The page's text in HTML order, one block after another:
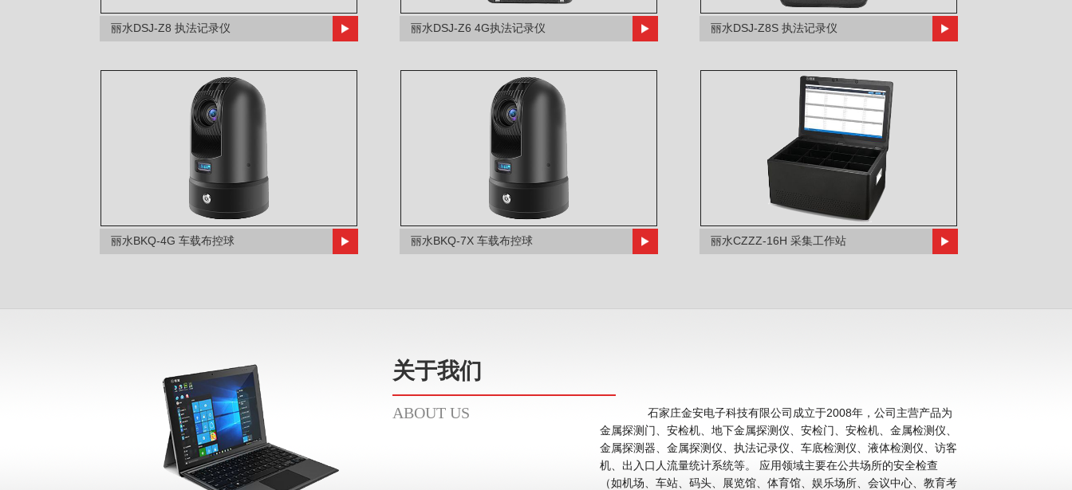
丽水DSJ-Z8 执法记录仪 丽水DSJ-Z6 4G执法记录仪 丽水DSJ-Z8S 执法记录仪
丽水BKQ-4G 车载布控球 丽水BKQ-7X 车载布控球 丽水CZZZ-16H 采集工作站
关于我们
ABOUT US
石家庄金安电子科技有限公司成立于2008年，公司主营产品为
金属探测门、安检机、地下金属探测仪、安检门、安检机、金属检测仪、
金属探测器、金属探测仪、执法记录仪、车底检测仪、液体检测仪、访客
机、出入口人流量统计系统等。 应用领域主要在公共场所的安全检查
（如机场、车站、码头、展览馆、体育馆、娱乐场所、会议中心、教育考